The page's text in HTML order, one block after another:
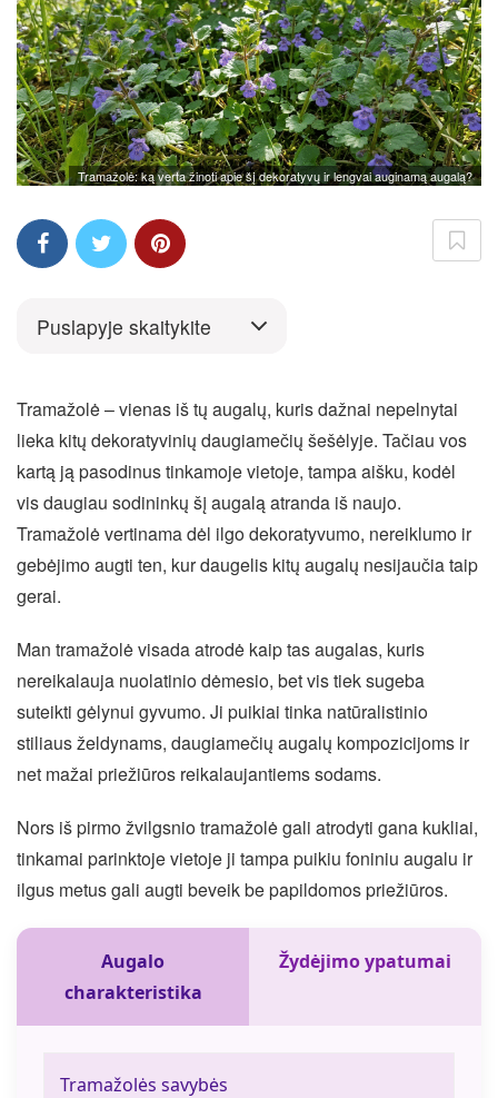
Tramažolė: ką verta žinoti apie šį dekoratyvų ir lengvai auginamą augalą?
Puslapyje skaitykite
Tramažolė – vienas iš tų augalų, kuris dažnai nepelnytai
lieka kitų dekoratyvinių daugiamečių šešėlyje. Tačiau vos
kartą ją pasodinus tinkamoje vietoje, tampa aišku, kodėl
vis daugiau sodininkų šį augalą atranda iš naujo.
Tramažolė vertinama dėl ilgo dekoratyvumo, nereiklumo ir
gebėjimo augti ten, kur daugelis kitų augalų nesijaučia taip
gerai.
Man tramažolė visada atrodė kaip tas augalas, kuris
nereikalauja nuolatinio dėmesio, bet vis tiek sugeba
suteikti gėlynui gyvumo. Ji puikiai tinka natūralistinio
stiliaus želdynams, daugiamečių augalų kompozicijoms ir
net mažai priežiūros reikalaujantiems sodams.
Nors iš pirmo žvilgsnio tramažolė gali atrodyti gana kukliai,
tinkamai parinktoje vietoje ji tampa puikiu foniniu augalu ir
ilgus metus gali augti beveik be papildomos priežiūros.
Augalo
charakteristika
Žydėjimo ypatumai
Tramažolės savybės